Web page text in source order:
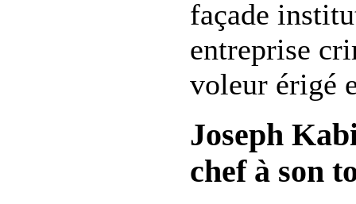
façade
entreprise
voleur érigé
Joseph
chef à son